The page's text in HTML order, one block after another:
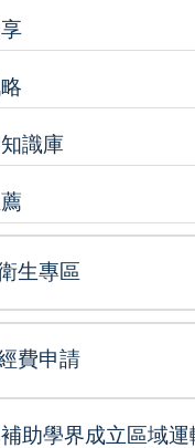
識庫
生專區
費申請
助學界成立區域